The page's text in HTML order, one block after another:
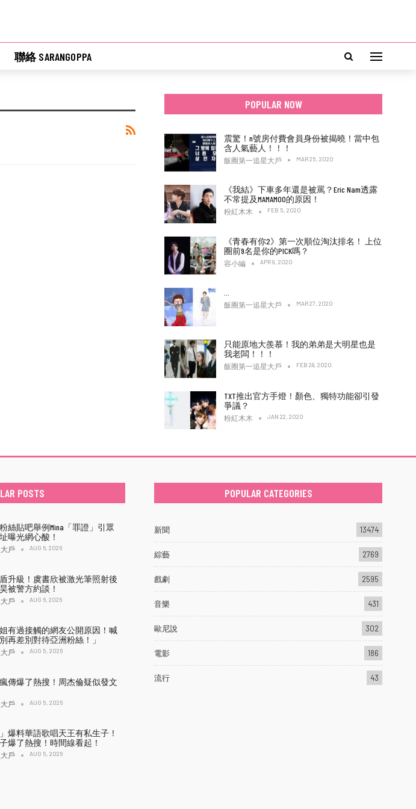
聯絡 SARANGOPPA
POPULAR NOW
震驚！n號房付費會員身份被揭曉！當中包
含人氣藝人！！！
飯圈第一追星大戶 MAR 25, 2020
《我結》下車多年還是被罵？Eric Nam透露
不常提及MAMAMOO的原因！
粉紅木木 FEB 5, 2020
《青春有你2》第一次順位淘汰排名！ 上位
圈前9名是你的PICK嗎？
容小編 APR 9, 2020
飯圈第一追星大戶 MAR 27, 2020
只能原地大羨慕！我的弟弟是大明星也是
我老闆！！！
飯圈第一追星大戶 FEB 28, 2020
TXT推出官方手燈！顏色、獨特功能卻引發
爭議？
粉紅木木 JAN 22, 2020
POSTS
絲貼吧舉例Mina「罪證」引眾
曝光網心酸！
戶 AUG 6, 2026
升級！虞書欣被激光筆照射後
被警方約談！
戶 AUG 6, 2026
有過接觸的網友公開原因！喊
再差別對待亞洲粉絲！」
戶 AUG 5, 2026
傳爆了熱搜！周杰倫疑似發文
戶 AUG 5, 2026
爆料華語歌唱天王有私生子！
爆了熱搜！時間線看起！
戶 AUG 5, 2026
POPULAR CATEGORIES
新聞 13474
綜藝 2769
戲劇 2595
音樂 431
歐尼說 302
電影 186
流行 43